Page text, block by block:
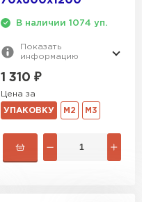
В наличии 1074 уп.
Показать
информацию
1 310 ₽
Цена за
УПАКОВКУ М2 М3